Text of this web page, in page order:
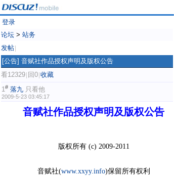
登录
论坛 > 站务
发帖
[公告] 音赋社作品授权声明及版权公告
看12329 回0 收藏
1# 落九 只看他
2009-5-23 03:45:17
音赋社作品授权声明及版权公告
版权所有 (c) 2009-2011
音赋社(www.xxyy.info)保留所有权利